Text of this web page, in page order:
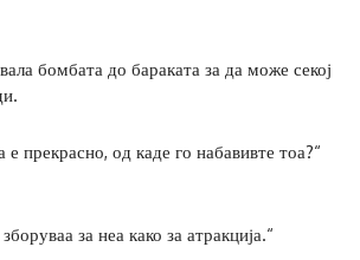
бомбата до бараката за да може секој
е прекрасно, од каде го набавивте тоа?“
за неа како за атракција.“